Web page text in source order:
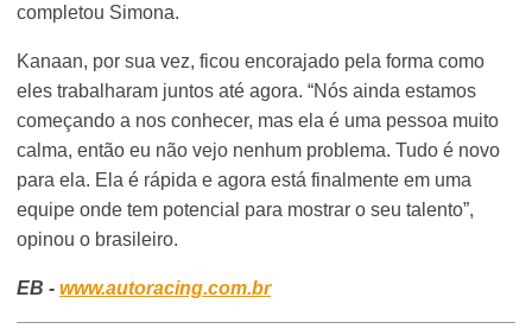
completou Simona.
Kanaan, por sua vez, ficou encorajado pela forma como
eles trabalharam juntos até agora. “Nós ainda estamos
começando a nos conhecer, mas ela é uma pessoa muito
calma, então eu não vejo nenhum problema. Tudo é novo
para ela. Ela é rápida e agora está finalmente em uma
equipe onde tem potencial para mostrar o seu talento”,
opinou o brasileiro.
EB -www.autoracing.com.br